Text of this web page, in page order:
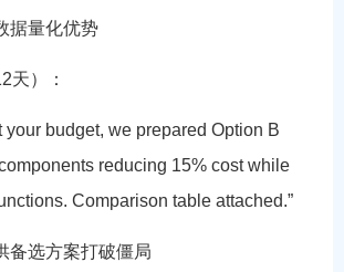
据量化优势
天）：
your budget, we prepared Option B
reducing 15% cost while
Comparison table attached.”
备选方案打破僵局